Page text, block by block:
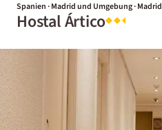
Spanien · Madrid und Umgebung · Madrid
Hostal Ártico